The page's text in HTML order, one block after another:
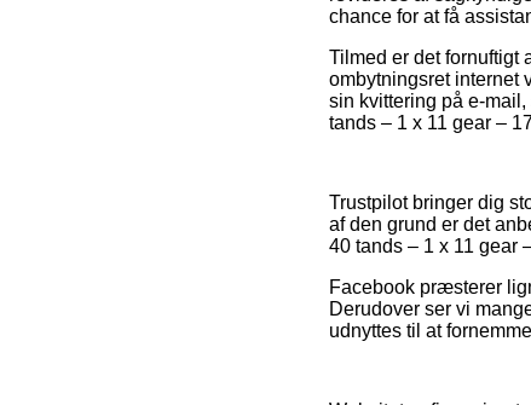
chance for at få
Tilmed er det fornuftigt
ombytningsret internet
sin kvittering på e-
tands – 1 x 11 gear –
Trustpilot bringer dig
af den grund er det
40 tands – 1 x 11 gear
Facebook præsterer
Derudover ser vi
udnyttes til at